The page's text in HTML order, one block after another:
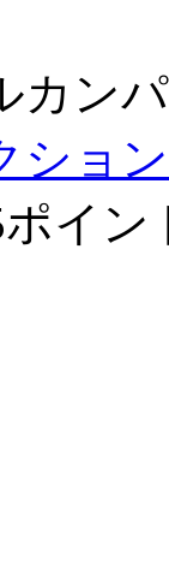
カン
ショ
ポイ